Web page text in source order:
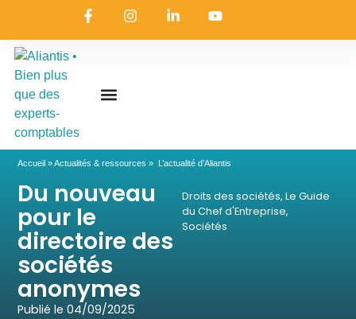
Accueil »Actualités & ressources » L’actualité d’Aliantis
Du nouveau
pour le
directoire des
sociétés
anonymes
Publié le04/09/2025
Droits des sociétés, Le Guide
du Chef d'Entreprise,
Sociétés